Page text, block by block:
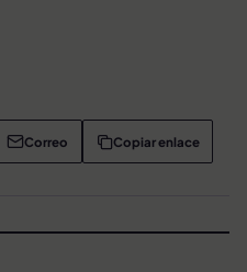
Correo Copiar enlace